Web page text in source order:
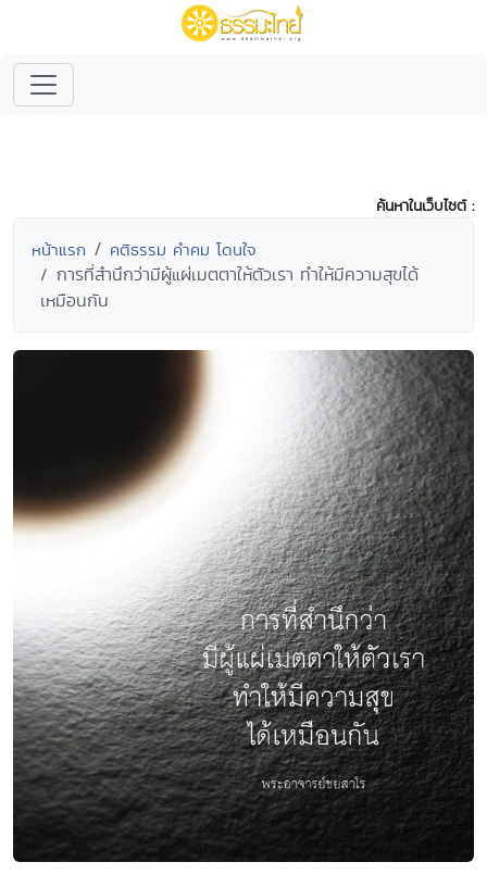
ค้นหาในเว็บไซต์ :
หน้าแรก คติธรรม คำคม โดนใจ
การที่สำนึกว่ามีผู้แผ่เมตตาให้ตัวเรา ทำให้มีความสุขได้
เหมือนกัน